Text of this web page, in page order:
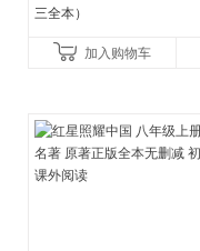
三全本）
加入购物车